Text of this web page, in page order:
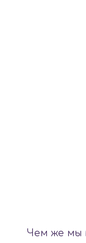
Чем же мы